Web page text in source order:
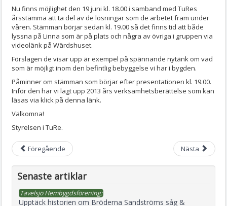
Nu finns möjlighet den 19 juni kl. 18.00 i samband med TuRes
årsstämma att ta del av de lösningar som de arbetet fram under
våren. Stämman börjar sedan kl. 19.00 så det finns tid att både
lyssna på Linna som är på plats och några av övriga i gruppen via
videolänk på Wärdshuset.
Förslagen de visar upp är exempel på spännande nytänk om vad
som är möjligt inom den befintlig bebyggelse vi har i bygden.
Påminner om stämman som börjar efter presentationen kl. 19.00.
Inför den har vi lagt upp 2013 års verksamhetsberättelse som kan
läsas via klick på denna länk.
Välkomna!
Styrelsen i TuRe.
Föregående Nästa
Senaste artiklar
Tavelsjö Hembygdsförening:
Upptäck historien om Bröderna Sandströms såg &